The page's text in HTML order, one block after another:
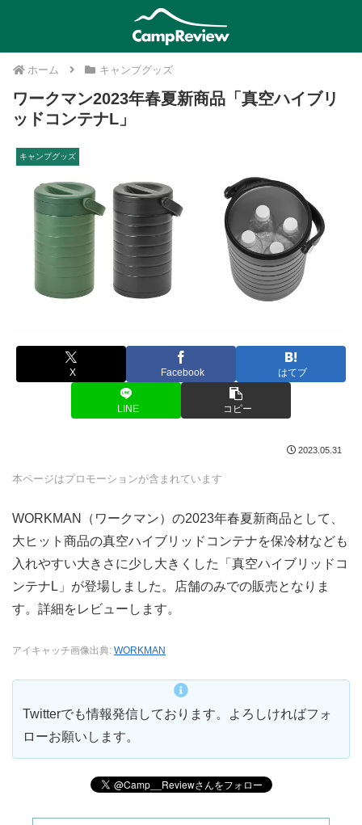
ホーム キャンプグッズ
ワークマン2023年春夏新商品「真空ハイブリ
ッドコンテナL」
キャンプグッズ
X Facebook はてブ
LINE コピー
2023.05.31
本ページはプロモーションが含まれています
WORKMAN（ワークマン）の2023年春夏新商品として、
大ヒット商品の真空ハイブリッドコンテナを保冷材なども
入れやすい大きさに少し大きくした「真空ハイブリッドコ
ンテナL」が登場しました。店舗のみでの販売となりま
す。詳細をレビューします。
アイキャッチ画像出典: WORKMAN
Twitterでも情報発信しております。よろしければフォ
ローお願いします。